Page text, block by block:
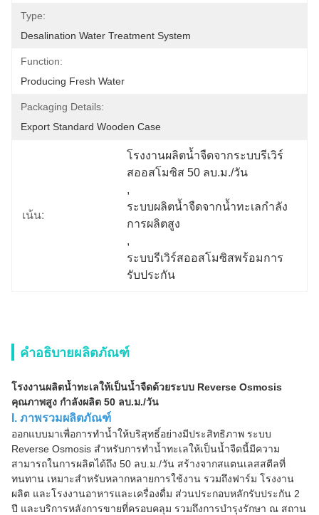
Type:
Desalination Water Treatment System
Function:
Producing Fresh Water
Packaging Details:
Export Standard Wooden Case
เน้น:
โรงงานผลิตน้ำจืดจากระบบรีเวิร์
สออสโมซิส 50 ลบ.ม./วัน
,
ระบบผลิตน้ำจืดจากน้ำทะเลกำลัง
การผลิตสูง
,
ระบบรีเวิร์สออสโมซิสพร้อมการ
รับประกัน
คำอธิบายผลิตภัณฑ์
โรงงานผลิตน้ำทะเลให้เป็นน้ำจืดด้วยระบบ Reverse Osmosis
คุณภาพสูง กำลังผลิต 50 ลบ.ม./วัน
I. ภาพรวมผลิตภัณฑ์
ออกแบบมาเพื่อการทำน้ำให้บริสุทธิ์อย่างมีประสิทธิภาพ ระบบ
Reverse Osmosis สำหรับการทำน้ำทะเลให้เป็นน้ำจืดนี้มีความ
สามารถในการผลิตได้ถึง 50 ลบ.ม./วัน สร้างจากสแตนเลสสตีลที่
ทนทาน เหมาะสำหรับหลากหลายการใช้งาน รวมถึงฟาร์ม โรงงาน
ผลิต และโรงงานอาหารและเครื่องดื่ม ส่วนประกอบหลักรับประกัน 2
ปี และบริการหลังการขายที่ครอบคลุม รวมถึงการบำรุงรักษา ณ สถาน